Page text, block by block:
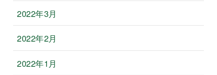
2022年3月
2022年2月
2022年1月